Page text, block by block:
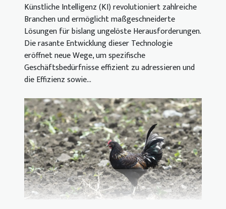
Künstliche Intelligenz (KI) revolutioniert zahlreiche
Branchen und ermöglicht maßgeschneiderte
Lösungen für bislang ungelöste Herausforderungen.
Die rasante Entwicklung dieser Technologie
eröffnet neue Wege, um spezifische
Geschäftsbedürfnisse effizient zu adressieren und
die Effizienz sowie...